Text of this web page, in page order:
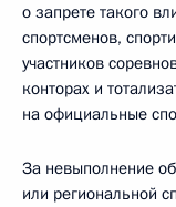
о запрете такого
спортсменов,
участников
конторах и
на официальные
За невыполнение
или региональной